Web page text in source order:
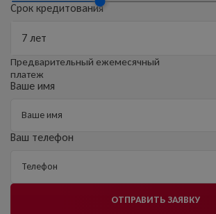
Срок кредитования
Предварительный ежемесячный
платеж
Ваше имя
Ваш телефон
ОТПРАВИТЬ ЗАЯВКУ